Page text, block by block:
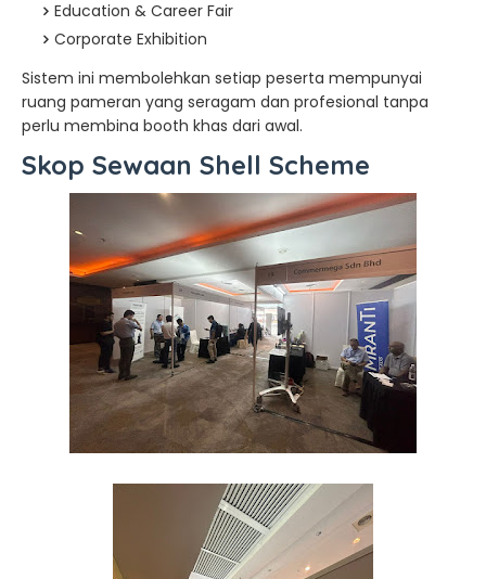
Education & Career Fair
Corporate Exhibition
Sistem ini membolehkan setiap peserta mempunyai
ruang pameran yang seragam dan profesional tanpa
perlu membina booth khas dari awal.
Skop Sewaan Shell Scheme